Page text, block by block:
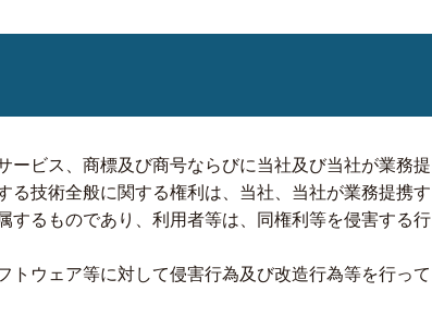
ビス、商標及び商号ならびに当社及び当社が業務提
技術全般に関する権利は、当社、当社が業務提携す
するものであり、利用者等は、同権利等を侵害する行
ウェア等に対して侵害行為及び改造行為等を行って